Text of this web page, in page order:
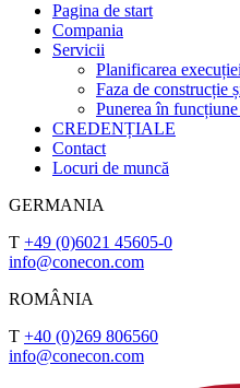
Pagina de start
Compania
Servicii
Planificarea
Faza de construcție
Punerea în
CREDENȚIALE
Contact
Locuri de muncă
GERMANIA
T +49 (0)6021 45605-0
info@conecon.com
ROMÂNIA
T +40 (0)269 806560
info@conecon.com